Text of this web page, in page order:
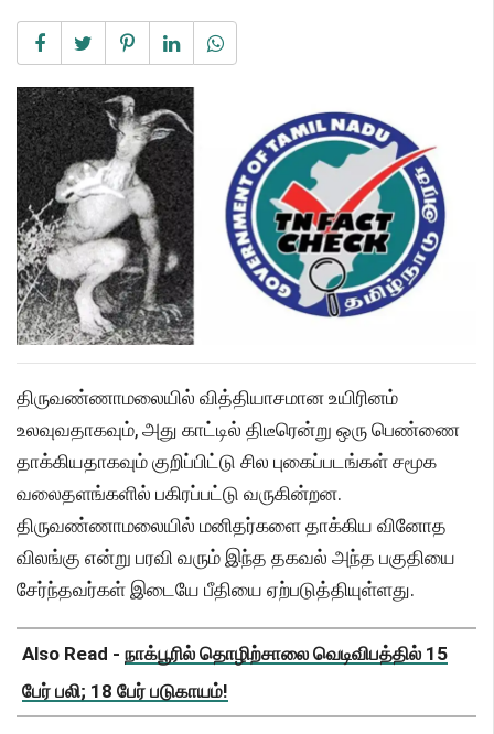
திருவண்ணாமலையில் வித்தியாசமான உயிரினம்
உலவுவதாகவும், அது காட்டில் திடீரென்று ஒரு பெண்ணை
தாக்கியதாகவும் குறிப்பிட்டு சில புகைப்படங்கள் சமூக
வலைதளங்களில் பகிரப்பட்டு வருகின்றன.
திருவண்ணாமலையில் மனிதர்களை தாக்கிய வினோத
விலங்கு என்று பரவி வரும் இந்த தகவல் அந்த பகுதியை
சேர்ந்தவர்கள் இடையே பீதியை ஏற்படுத்தியுள்ளது.
Also Read - நாக்பூரில் தொழிற்சாலை வெடிவிபத்தில் 15
பேர் பலி; 18 பேர் படுகாயம்!